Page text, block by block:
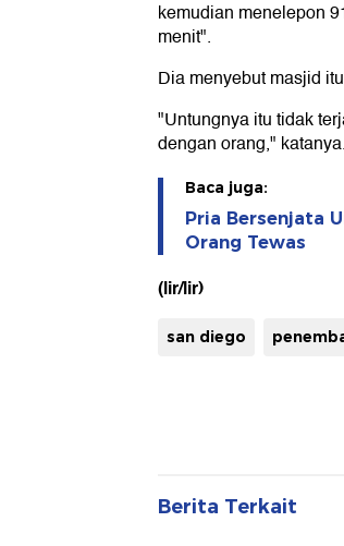
kemudian menelepon
menit".
Dia menyebut masjid
"Untungnya itu tidak
dengan orang," katanya.
Baca juga:
Pria Bersenjata
Orang Tewas
(lir/lir)
san diego
Berita Terkait